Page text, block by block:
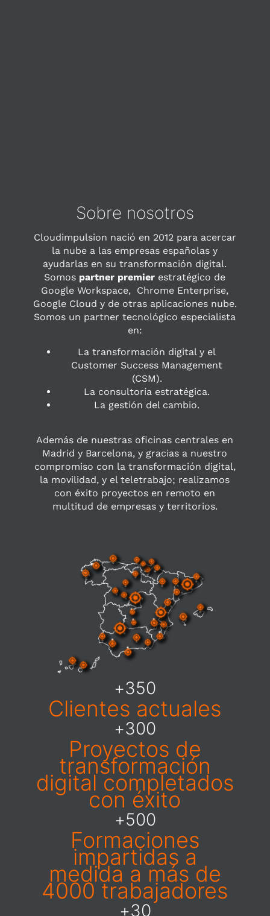
+350
Clientes actuales
+300
Proyectos de
transformación
digital completados
con éxito
+500
Formaciones
impartidas a
medida a más de
4000 trabajadores
+30
Sobre nosotros
Cloudimpulsion nació en 2012 para acercar
la nube a las empresas españolas y
ayudarlas en su transformación digital.
Somos partner premier estratégico de
Google Workspace, Chrome Enterprise,
Google Cloud y de otras aplicaciones nube.
Somos un partner tecnológico especialista
en:
La transformación digital y el
Customer Success Management
(CSM).
La consultoría estratégica.
La gestión del cambio.
Además de nuestras oficinas centrales en
Madrid y Barcelona, y gracias a nuestro
compromiso con la transformación digital,
la movilidad, y el teletrabajo; realizamos
con éxito proyectos en remoto en
multitud de empresas y territorios.